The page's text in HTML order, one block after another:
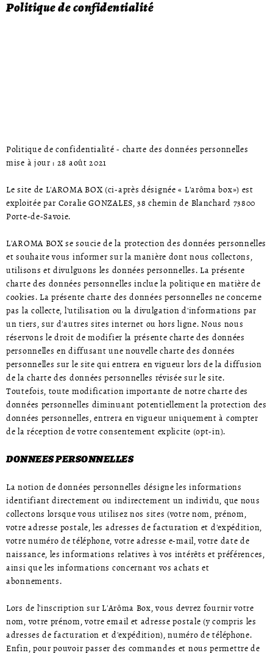
Politique de confidentialité
Politique de confidentialité - charte des données personnelles
mise à jour : 28 août 2021
Le site de L'AROMA BOX (ci-après désignée « L'arôma box») est
exploitée par Coralie GONZALES, 38 chemin de Blanchard 73800
Porte-de-Savoie.
L'AROMA BOX se soucie de la protection des données personnelles
et souhaite vous informer sur la manière dont nous collectons,
utilisons et divulguons les données personnelles. La présente
charte des données personnelles inclue la politique en matière de
cookies. La présente charte des données personnelles ne concerne
pas la collecte, l'utilisation ou la divulgation d'informations par
un tiers, sur d'autres sites internet ou hors ligne. Nous nous
réservons le droit de modifier la présente charte des données
personnelles en diffusant une nouvelle charte des données
personnelles sur le site qui entrera en vigueur lors de la diffusion
de la charte des données personnelles révisée sur le site.
Toutefois, toute modification importante de notre charte des
données personnelles diminuant potentiellement la protection des
données personnelles, entrera en vigueur uniquement à compter
de la réception de votre consentement explicite (opt-in).
DONNEES PERSONNELLES
La notion de données personnelles désigne les informations
identifiant directement ou indirectement un individu, que nous
collectons lorsque vous utilisez nos sites (votre nom, prénom,
votre adresse postale, les adresses de facturation et d'expédition,
votre numéro de téléphone, votre adresse e-mail, votre date de
naissance, les informations relatives à vos intérêts et préférences,
ainsi que les informations concernant vos achats et
abonnements.
Lors de l'inscription sur L'Arôma Box, vous devrez fournir votre
nom, votre prénom, votre email et adresse postale (y compris les
adresses de facturation et d'expédition), numéro de téléphone.
Enfin, pour pouvoir passer des commandes et nous permettre de